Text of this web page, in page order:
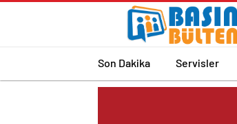
Son Dakika Servisler